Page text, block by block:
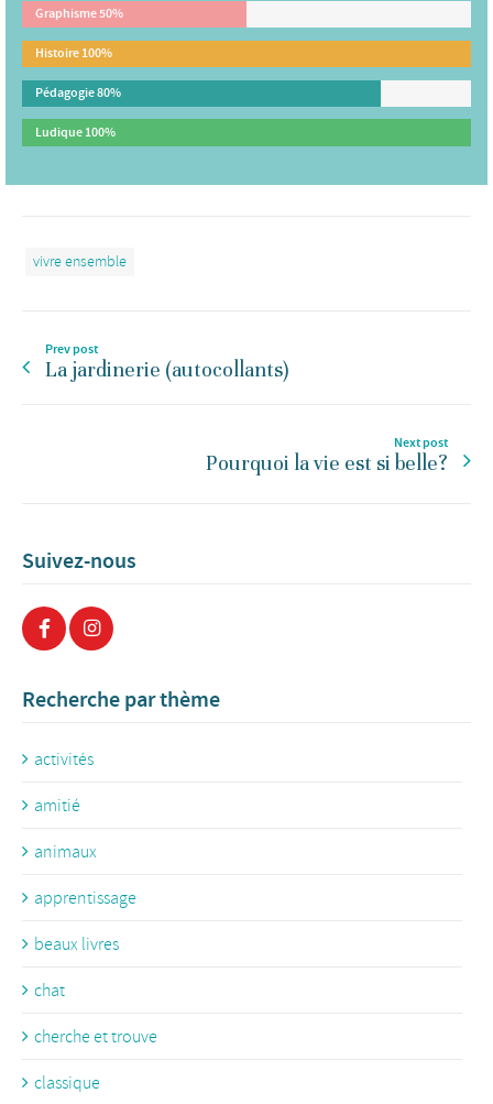
Graphisme50%
Histoire100%
Pédagogie80%
Ludique100%
vivre ensemble
Prev post
La jardinerie (autocollants)
Next post
Pourquoi la vie est si belle?
Suivez-nous
Recherche par thème
activités
amitié
animaux
apprentissage
beaux livres
chat
cherche et trouve
classique